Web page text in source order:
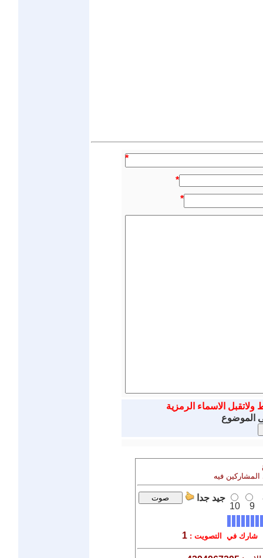
*
*
*
ولاتقبل الاسماء الرمزية
الموضوع
المشاركين فيه
9
10
جيد جدا
شارك في التصويت : 1